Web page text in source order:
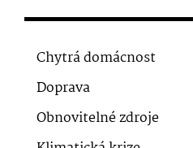
Chytrá domácnost
Doprava
Obnovitelné zdroje